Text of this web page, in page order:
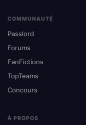
COMMUNAUTÉ
Passlord
Forums
FanFictions
TopTeams
Concours
À PROPOS